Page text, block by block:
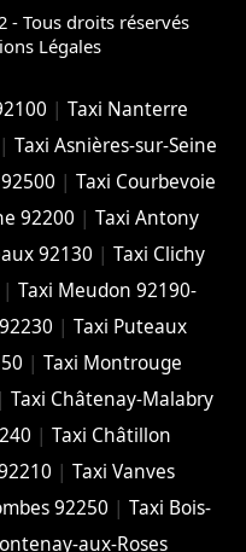
- Tous droits réservés
Légales
|Taxi Nanterre
| Taxi Asnières-sur-Seine
|Taxi Courbevoie
92200 |Taxi Antony
92130 |Taxi Clichy
|Taxi Meudon 92190-
| Taxi Puteaux
| Taxi Montrouge
| Taxi Châtenay-Malabry
| Taxi Châtillon
| Taxi Vanves
92250 | Taxi Bois-
aux-Roses